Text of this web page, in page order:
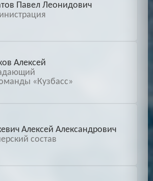
Павел Леонидович
Алексей
«Кузбасс»
Алексей Александрович
состав